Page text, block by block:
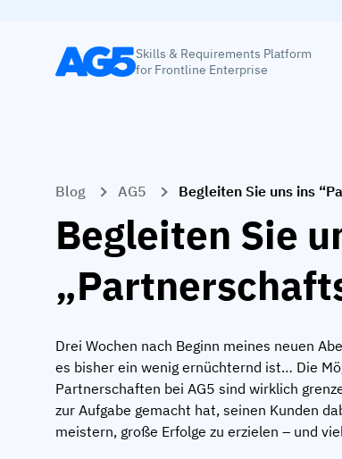
Skills & Requirements Platform
for Frontline Enterprise
Blog AG5 Begleiten Sie uns ins
Begleiten Sie
Drei Wochen nach Beginn meines neuen
es bisher ein wenig ernüchternd ist… Die
Partnerschaften bei AG5 sind wirklich
zur Aufgabe gemacht hat, seinen Kunden
meistern, große Erfolge zu erzielen – und